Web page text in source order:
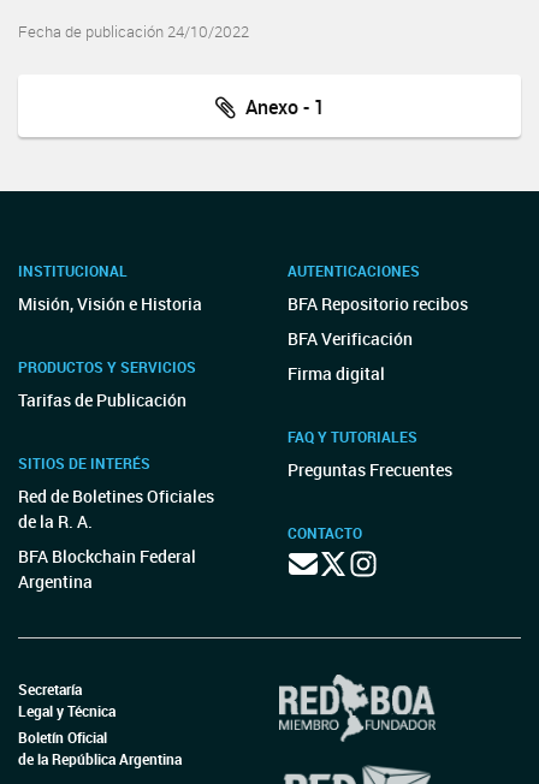
Fecha de publicación 24/10/2022
Anexo - 1
INSTITUCIONAL
Misión, Visión e Historia
PRODUCTOS Y SERVICIOS
Tarifas de Publicación
SITIOS DE INTERÉS
Red de Boletines Oficiales
de la R. A.
BFA Blockchain Federal
Argentina
AUTENTICACIONES
BFA Repositorio recibos
BFA Verificación
Firma digital
FAQ Y TUTORIALES
Preguntas Frecuentes
CONTACTO
Secretaría
Legal y Técnica
Boletín Oficial
de la República Argentina